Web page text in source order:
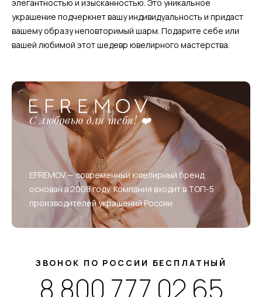
элегантностью и изысканностью. Это уникальное
украшение подчеркнет вашу индивидуальность и придаст
вашему образу неповторимый шарм. Подарите себе или
вашей любимой этот шедевр ювелирного мастерства.
С любовью для тебя! ❤️
EFREMOV — современный ювелирный бренд,
основан в 2008 году. Компания входит в ТОП-5
производителей украшений России
ЗВОНОК ПО РОССИИ БЕСПЛАТНЫЙ
8 800 777 02 65